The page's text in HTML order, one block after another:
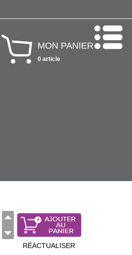
MON PANIER
0 article
RÉACTUALISER